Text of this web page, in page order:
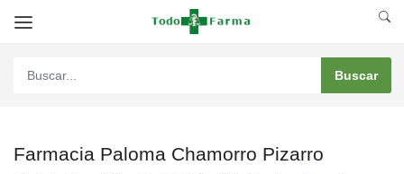
Farmacia Paloma Chamorro Pizarro